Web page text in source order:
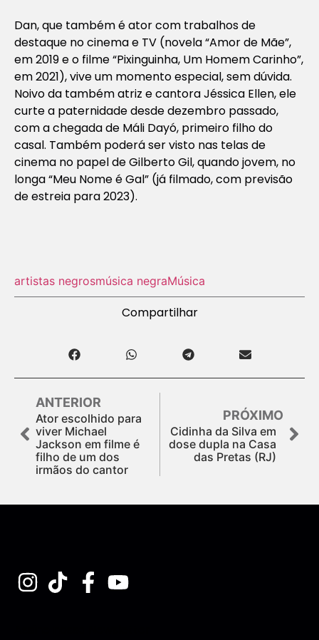
Dan, que também é ator com trabalhos de
destaque no cinema e TV (novela “Amor de Mãe”,
em 2019 e o filme “Pixinguinha, Um Homem Carinho”,
em 2021), vive um momento especial, sem dúvida.
Noivo da também atriz e cantora Jéssica Ellen, ele
curte a paternidade desde dezembro passado,
com a chegada de Máli Dayó, primeiro filho do
casal. Também poderá ser visto nas telas de
cinema no papel de Gilberto Gil, quando jovem, no
longa “Meu Nome é Gal” (já filmado, com previsão
de estreia para 2023).
artistas negrosmúsica negraMúsica
Compartilhar
ANTERIOR
Ator escolhido para
viver Michael
Jackson em filme é
filho de um dos
irmãos do cantor
PRÓXIMO
Cidinha da Silva em
dose dupla na Casa
das Pretas (RJ)